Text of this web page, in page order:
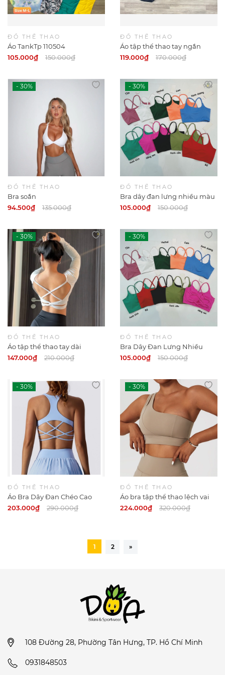
ĐỒ THỂ THAO
Áo TankTp 110504
105.000₫
150.000₫
ĐỒ THỂ THAO
Áo tập thể thao tay ngắn
NAQI
119.000₫ 170.000₫
ĐỒ THỂ THAO
Bra soắn
94.500₫
135.000₫
ĐỒ THỂ THAO
Bra dây đan lưng nhiều màu
( màu đợt 1123)
105.000₫ 150.000₫
ĐỒ THỂ THAO
Áo tập thể thao tay dài
147.000₫
210.000₫
ĐỒ THỂ THAO
Bra Dây Đan Lưng Nhiều
Màu
105.000₫ 150.000₫
ĐỒ THỂ THAO
Áo Bra Dây Đan Chéo Cao
Cấp Cho Nữ
203.000₫ 290.000₫
ĐỒ THỂ THAO
Áo bra tập thể thao lệch vai
cao cấp cho nữ
224.000₫ 320.000₫
1 2 »
108 Đường 28, Phường Tân Hưng, TP. Hồ Chí Minh
0931848503